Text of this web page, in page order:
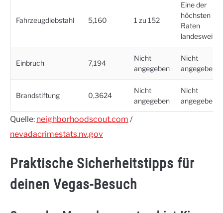
Fahrzeugdiebstahl 5,160 1 zu 152
Eine der
höchsten
Raten
landesweit
Einbruch 7,194
Nicht
angegeben
Nicht
angegeben
Brandstiftung 0,3624
Nicht
angegeben
Nicht
angegeben
Quelle: neighborhoodscout.com /
nevadacrimestats.nv.gov
Praktische Sicherheitstipps für
deinen Vegas-Besuch